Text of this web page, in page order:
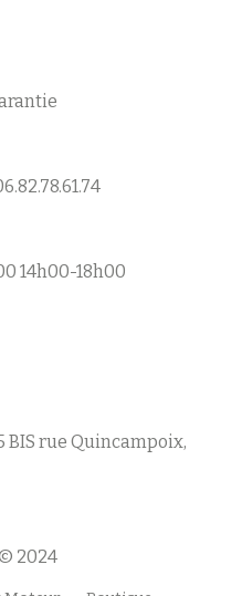
14h00-18h00
BIS rue Quincampoix,
2024